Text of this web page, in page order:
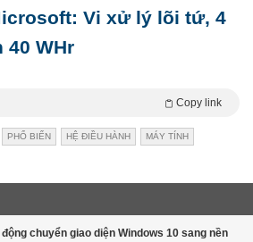
Vi xử lý lõi tứ, 4
40 WHr
Copy link
PHỔ BIẾN HỆ ĐIỀU HÀNH MÁY TÍNH
chuyển giao diện Windows 10 sang nền